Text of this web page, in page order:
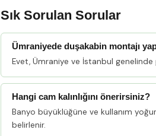
Sık Sorulan Sorular
Ümraniyede duşakabin montajı
Evet, Ümraniye ve İstanbul
Hangi cam kalınlığını önerirsiniz?
Banyo büyüklüğüne ve kullanım
belirlenir.